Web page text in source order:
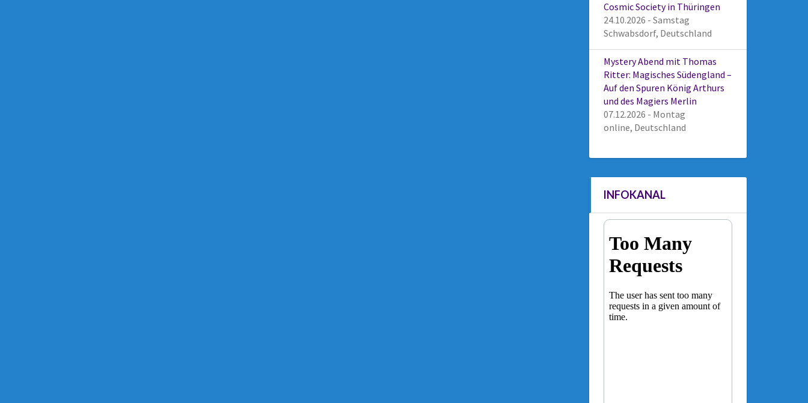
Cosmic Society in Thüringen
24.10.2026 - Samstag
Schwabsdorf, Deutschland
Mystery Abend mit Thomas
Ritter: Magisches Südengland –
Auf den Spuren König Arthurs
und des Magiers Merlin
07.12.2026 - Montag
online, Deutschland
INFOKANAL